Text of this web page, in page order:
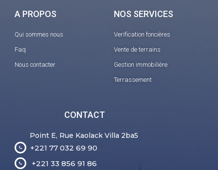
A PROPOS
Qui sommes nous
Faq
Nous contacter
NOS SERVICES
Verification foncières
Vente de terrains
Gestion immobilière
Terrassement
CONTACT
Point E, Rue Kaolack Villa 2ba5
+221 77 032 69 90
+221 33 856 91 86